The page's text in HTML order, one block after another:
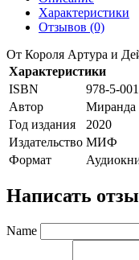
Характеристики
Отзывов (0)
От Короля Артура и
Характеристики
ISBN
978-5-
Автор
Миранда
Год издания
2020
Издательство МИФ
Формат
Написать
Name